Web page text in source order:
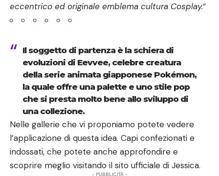
eccentrico ed originale emblema cultura Cosplay.“
Il soggetto di partenza è la schiera di
evoluzioni di Eevvee, celebre creatura
della serie animata giapponese Pokémon,
la quale offre una palette e uno stile pop
che si presta molto bene allo sviluppo di
una collezione.
Nelle gallerie che vi proponiamo potete vedere
l’applicazione di questa idea. Capi confezionati e
indossati, che potete anche approfondire e
scoprire meglio visitando il sito ufficiale di Jessica.
- PUBBLICITÀ -